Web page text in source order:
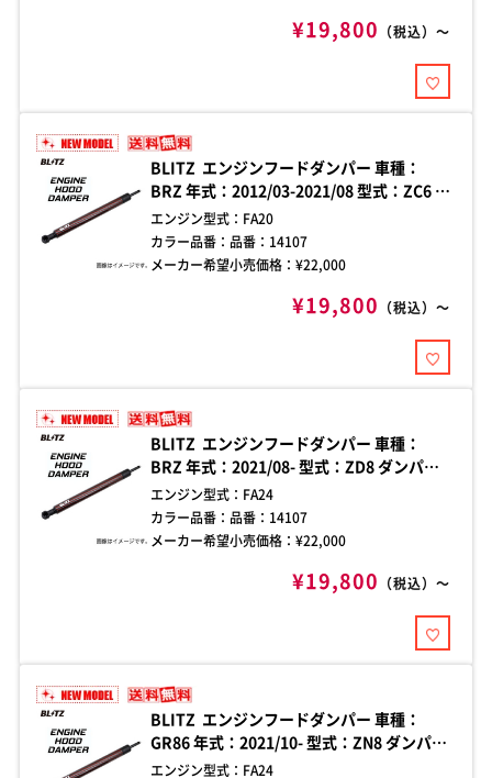
¥19,800 （税込）～
BLITZ エンジンフードダンパー 車種：
BRZ 年式：2012/03-2021/08 型式：ZC6 ダ
ンパー本数：2本 純正トランク専用 エンジ
ンフード開閉時の煩わしさを解消する、車
種別フードダンパー。加工不要のボルトオ
エンジン型式： FA20
カラー品番： 品番：14107
メーカー希望小売価格：¥22,000
¥19,800 （税込）～
BLITZ エンジンフードダンパー 車種：
BRZ 年式：2021/08- 型式：ZD8 ダンパー
本数：2本 純正トランク専用 エンジンフー
ド開閉時の煩わしさを解消する、車種別フ
ードダンパー。加工不要のボルトオン設計
エンジン型式： FA24
カラー品番： 品番：14107
メーカー希望小売価格：¥22,000
¥19,800 （税込）～
BLITZ エンジンフードダンパー 車種：
GR86 年式：2021/10- 型式：ZN8 ダンパー
本数：2本 純正トランク専用 エンジンフー
エンジン型式： FA24